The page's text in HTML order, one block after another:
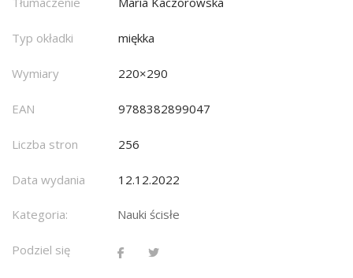
Typ okładki miękka
Wymiary 220×290
EAN 9788382899047
Liczba stron 256
Data wydania 12.12.2022
Kategoria: Nauki ścisłe
Podziel się